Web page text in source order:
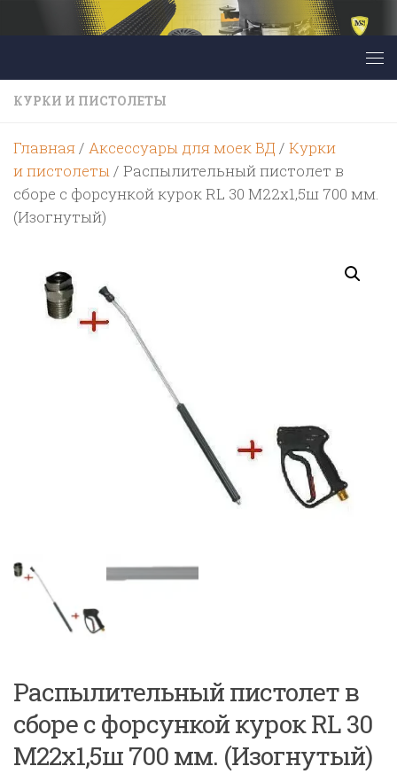
Перейти к содержимому
КУРКИ И ПИСТОЛЕТЫ
Главная/ Аксессуары для моек ВД / Курки
и пистолеты/ Распылительный пистолет в
сборе с форсункой курок RL 30 М22х1,5ш 700 мм.
(Изогнутый)
Распылительный пистолет в
сборе с форсункой курок RL 30
М22х1,5ш 700 мм. (Изогнутый)